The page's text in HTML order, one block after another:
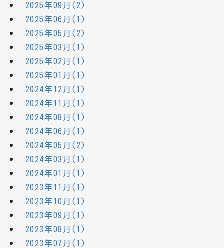
2025年09月(2)
2025年06月(1)
2025年05月(2)
2025年03月(1)
2025年02月(1)
2025年01月(1)
2024年12月(1)
2024年11月(1)
2024年08月(1)
2024年06月(1)
2024年05月(2)
2024年03月(1)
2024年01月(1)
2023年11月(1)
2023年10月(1)
2023年09月(1)
2023年08月(1)
2023年07月(1)